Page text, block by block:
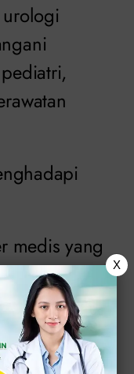
medis yang
yang
pada pria,
penyakit
reproduksi.
X